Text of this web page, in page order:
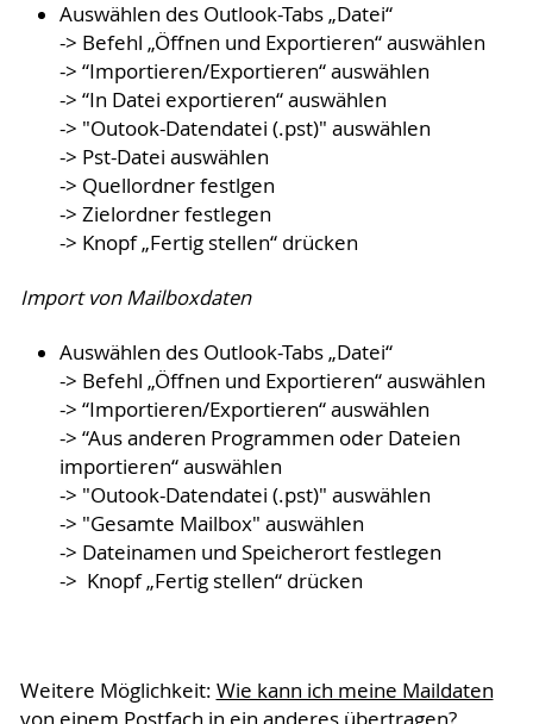
Auswählen des Outlook-Tabs „Datei“
-> Befehl „Öffnen und Exportieren“ auswählen
-> “Importieren/Exportieren“ auswählen
-> “In Datei exportieren“ auswählen
-> "Outook-Datendatei (.pst)" auswählen
-> Pst-Datei auswählen
-> Quellordner festlgen
-> Zielordner festlegen
-> Knopf „Fertig stellen“ drücken
Import von Mailboxdaten
Auswählen des Outlook-Tabs „Datei“
-> Befehl „Öffnen und Exportieren“ auswählen
-> “Importieren/Exportieren“ auswählen
-> “Aus anderen Programmen oder Dateien
importieren“ auswählen
-> "Outook-Datendatei (.pst)" auswählen
-> "Gesamte Mailbox" auswählen
-> Dateinamen und Speicherort festlegen
-> Knopf „Fertig stellen“ drücken
Weitere Möglichkeit: Wie kann ich meine Maildaten